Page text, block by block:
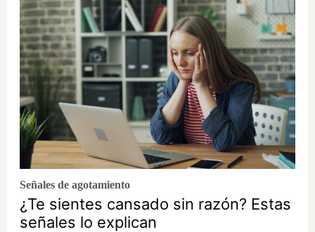
Señales de agotamiento
¿Te sientes cansado sin razón? Estas
señales lo explican